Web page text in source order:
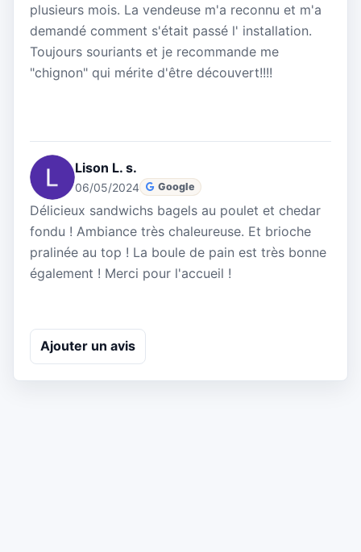
plusieurs mois. La vendeuse m'a reconnu et m'a
demandé comment s'était passé l' installation.
Toujours souriants et je recommande me
"chignon" qui mérite d'être découvert!!!!
Lison L. s.
06/05/2024 Google
Délicieux sandwichs bagels au poulet et chedar
fondu ! Ambiance très chaleureuse. Et brioche
pralinée au top ! La boule de pain est très bonne
également ! Merci pour l'accueil !
Ajouter un avis